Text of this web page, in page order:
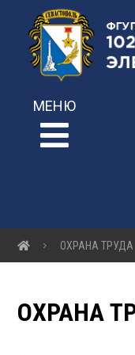
МЕНЮ
ОХРАНА ТРУДА
ОХРАНА